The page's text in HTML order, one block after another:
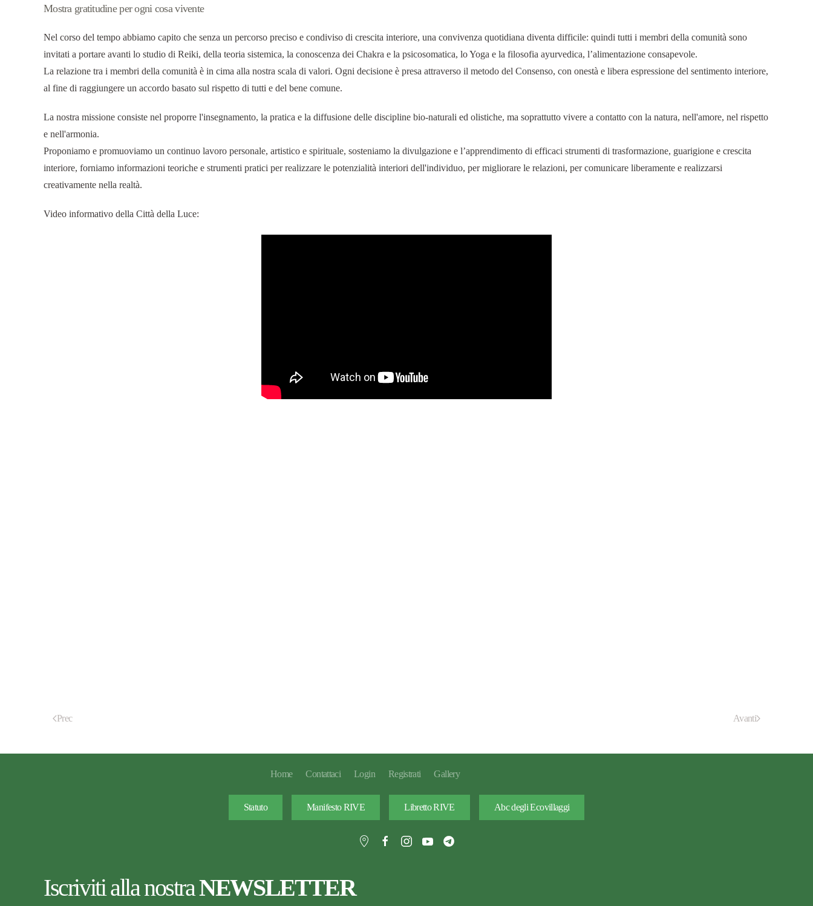
Mostra gratitudine per ogni cosa vivente
Nel corso del tempo abbiamo capito che senza un percorso preciso e condiviso di crescita interiore, una convivenza quotidiana diventa difficile: quindi tutti i membri della comunità sono
invitati a portare avanti lo studio di Reiki, della teoria sistemica, la conoscenza dei Chakra e la psicosomatica, lo Yoga e la filosofia ayurvedica, l’alimentazione consapevole.
La relazione tra i membri della comunità è in cima alla nostra scala di valori. Ogni decisione è presa attraverso il metodo del Consenso, con onestà e libera espressione del sentimento interiore,
al fine di raggiungere un accordo basato sul rispetto di tutti e del bene comune.
La nostra missione consiste nel proporre l'insegnamento, la pratica e la diffusione delle discipline bio-naturali ed olistiche, ma soprattutto vivere a contatto con la natura, nell'amore, nel rispetto
e nell'armonia.
Proponiamo e promuoviamo un continuo lavoro personale, artistico e spirituale, sosteniamo la divulgazione e l’apprendimento di efficaci strumenti di trasformazione, guarigione e crescita
interiore, forniamo informazioni teoriche e strumenti pratici per realizzare le potenzialità interiori dell'individuo, per migliorare le relazioni, per comunicare liberamente e realizzarsi
creativamente nella realtà.
Video informativo della Città della Luce:
Prec Avanti
Home Contattaci Login Registrati Gallery
Statuto Manifesto RIVE Libretto RIVE Abc degli Ecovillaggi
Iscriviti alla nostraNEWSLETTER